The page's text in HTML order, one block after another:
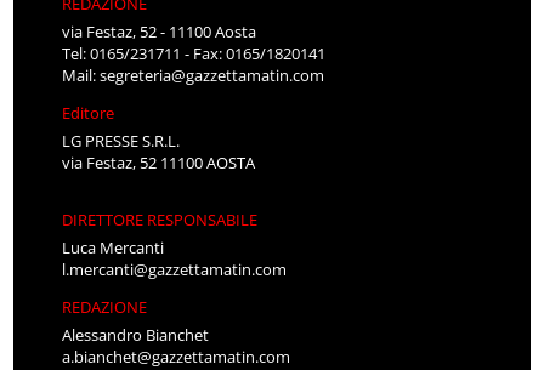
via Festaz, 52 - 11100 Aosta
Tel: 0165/231711 - Fax: 0165/1820141
Mail:segreteria@gazzettamatin.com
Editore
LG PRESSE S.R.L.
via Festaz, 52 11100 AOSTA
DIRETTORE RESPONSABILE
Luca Mercanti
l.mercanti@gazzettamatin.com
REDAZIONE
Alessandro Bianchet
a.bianchet@gazzettamatin.com